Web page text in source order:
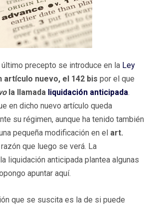
último precepto se introduce en la Ley
artículo nuevo, el 142 bis por el que
la llamada liquidación anticipada.
en dicho nuevo artículo queda
su régimen, aunque ha tenido también
pequeña modificación en el art.
que luego se verá. La
liquidación anticipada plantea algunas
apuntar aquí.
que se suscita es la de si puede